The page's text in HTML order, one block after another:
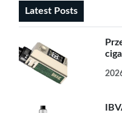
Latest Posts